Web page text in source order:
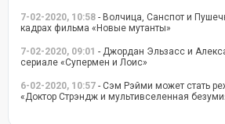
7-02-2020, 10:58 - Волчица, Санспот и
кадрах фильма «Новые мутанты»
7-02-2020, 09:01 - Джордан Эльзасс и
сериале «Супермен и Лоис»
6-02-2020, 10:57 - Сэм Рэйми может стать
«Доктор Стрэндж и мультивселенная